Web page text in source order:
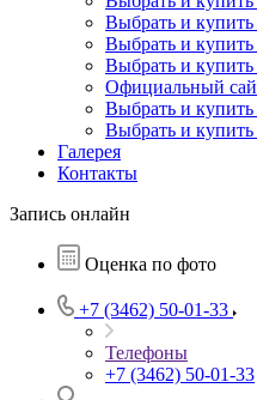
Выбрать и
Выбрать и
Выбрать и
Официальный
Выбрать и
Выбрать и
Галерея
Контакты
Запись онлайн
Оценка по фото
+7 (3462) 50-01-33
Телефоны
+7 (3462) 50-01-33